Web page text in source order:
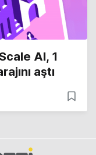
AI, 1
aştı